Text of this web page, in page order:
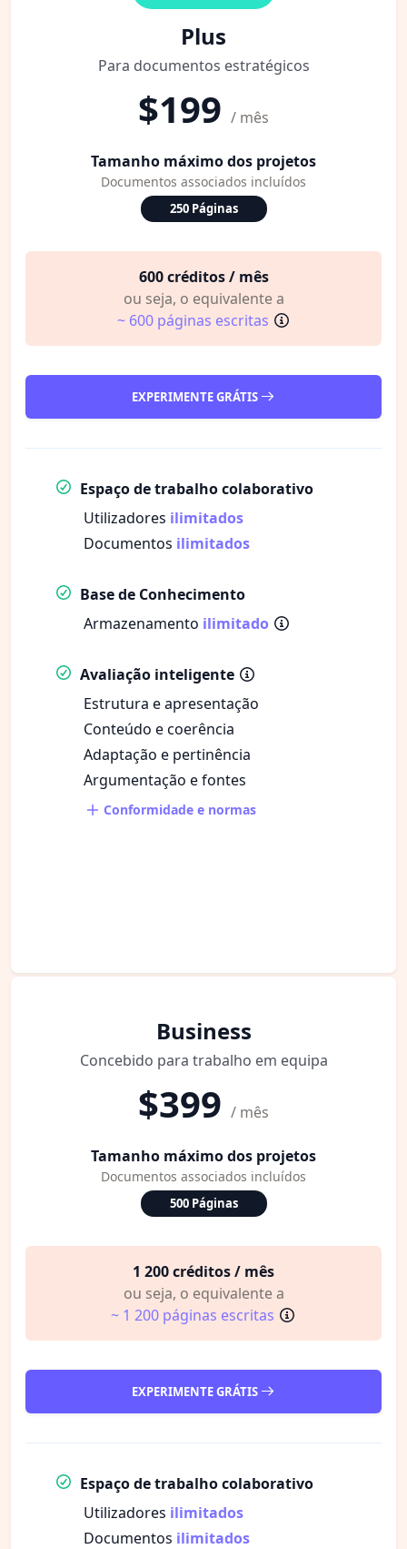
Plus
Para documentos estratégicos
$199 / mês
Tamanho máximo dos projetos
Documentos associados incluídos
250 Páginas
600 créditos / mês
ou seja, o equivalente a
~ 600 páginas escritas
EXPERIMENTE GRÁTIS
Espaço de trabalho colaborativo
Utilizadores ilimitados
Documentos ilimitados
Base de Conhecimento
Armazenamento ilimitado
Avaliação inteligente
Estrutura e apresentação
Conteúdo e coerência
Adaptação e pertinência
Argumentação e fontes
Conformidade e normas
Business
Concebido para trabalho em equipa
$399 / mês
Tamanho máximo dos projetos
Documentos associados incluídos
500 Páginas
1 200 créditos / mês
ou seja, o equivalente a
~ 1 200 páginas escritas
EXPERIMENTE GRÁTIS
Espaço de trabalho colaborativo
Utilizadores ilimitados
Documentos ilimitados